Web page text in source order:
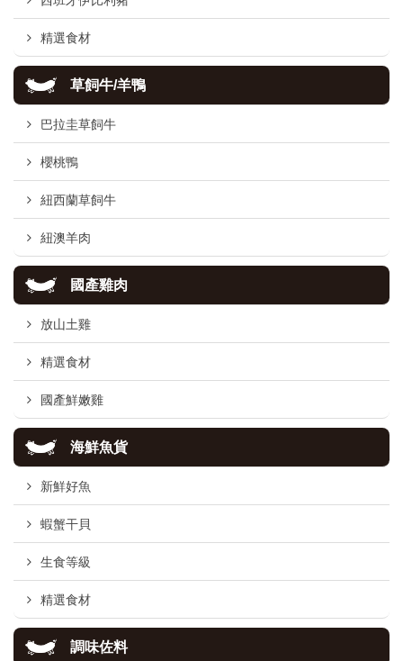
精選食材
草飼牛/羊鴨
巴拉圭草飼牛
櫻桃鴨
紐西蘭草飼牛
紐澳羊肉
國產雞肉
放山土雞
精選食材
國產鮮嫩雞
海鮮魚貨
新鮮好魚
蝦蟹干貝
生食等級
精選食材
調味佐料